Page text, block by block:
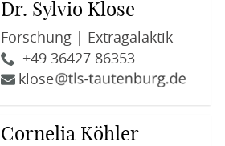
Dr. Sylvio Klose
Forschung | Extragalaktik
+49 36427 86353
klose
Cornelia Köhler